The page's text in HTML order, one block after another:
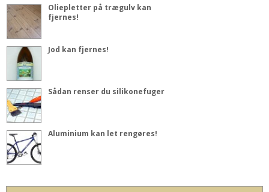
Oliepletter på trægulv kan
fjernes!
Jod kan fjernes!
Sådan renser du silikonefuger
Aluminium kan let rengøres!